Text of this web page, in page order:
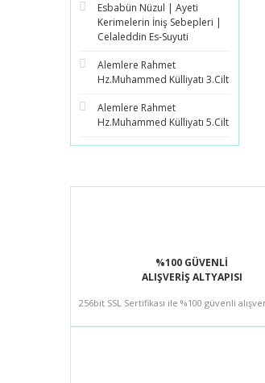
Esbabün Nüzul | Ayeti
Kerimelerin İniş Sebepleri |
Celaleddin Es-Suyuti
Alemlere Rahmet
Hz.Muhammed Külliyatı 3.Cilt
Alemlere Rahmet
Hz.Muhammed Külliyatı 5.Cilt
%100 GÜVENLİ
ALIŞVERİŞ ALTYAPISI
256bit SSL Sertifikası ile %100 güvenli